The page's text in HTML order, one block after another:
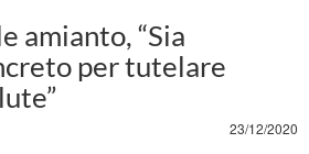
amianto, “Sia
per tutelare
23/12/2020